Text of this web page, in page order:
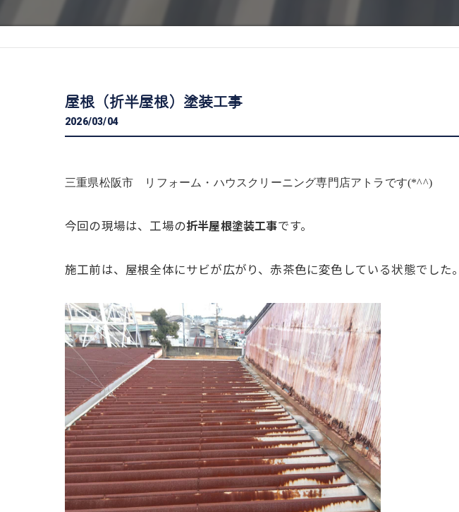
屋根（折半屋根）塗装工事
2026/03/04
三重県松阪市 リフォーム・ハウスクリーニング専門店アトラです(*^^)
今回の現場は、工場の折半屋根塗装工事です。
施工前は、屋根全体にサビが広がり、赤茶色に変色している状態でした。